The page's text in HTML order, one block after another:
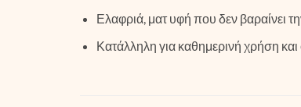
Ελαφριά, ματ υφή που δεν βαραίνει
Κατάλληλη για καθημερινή χρήση